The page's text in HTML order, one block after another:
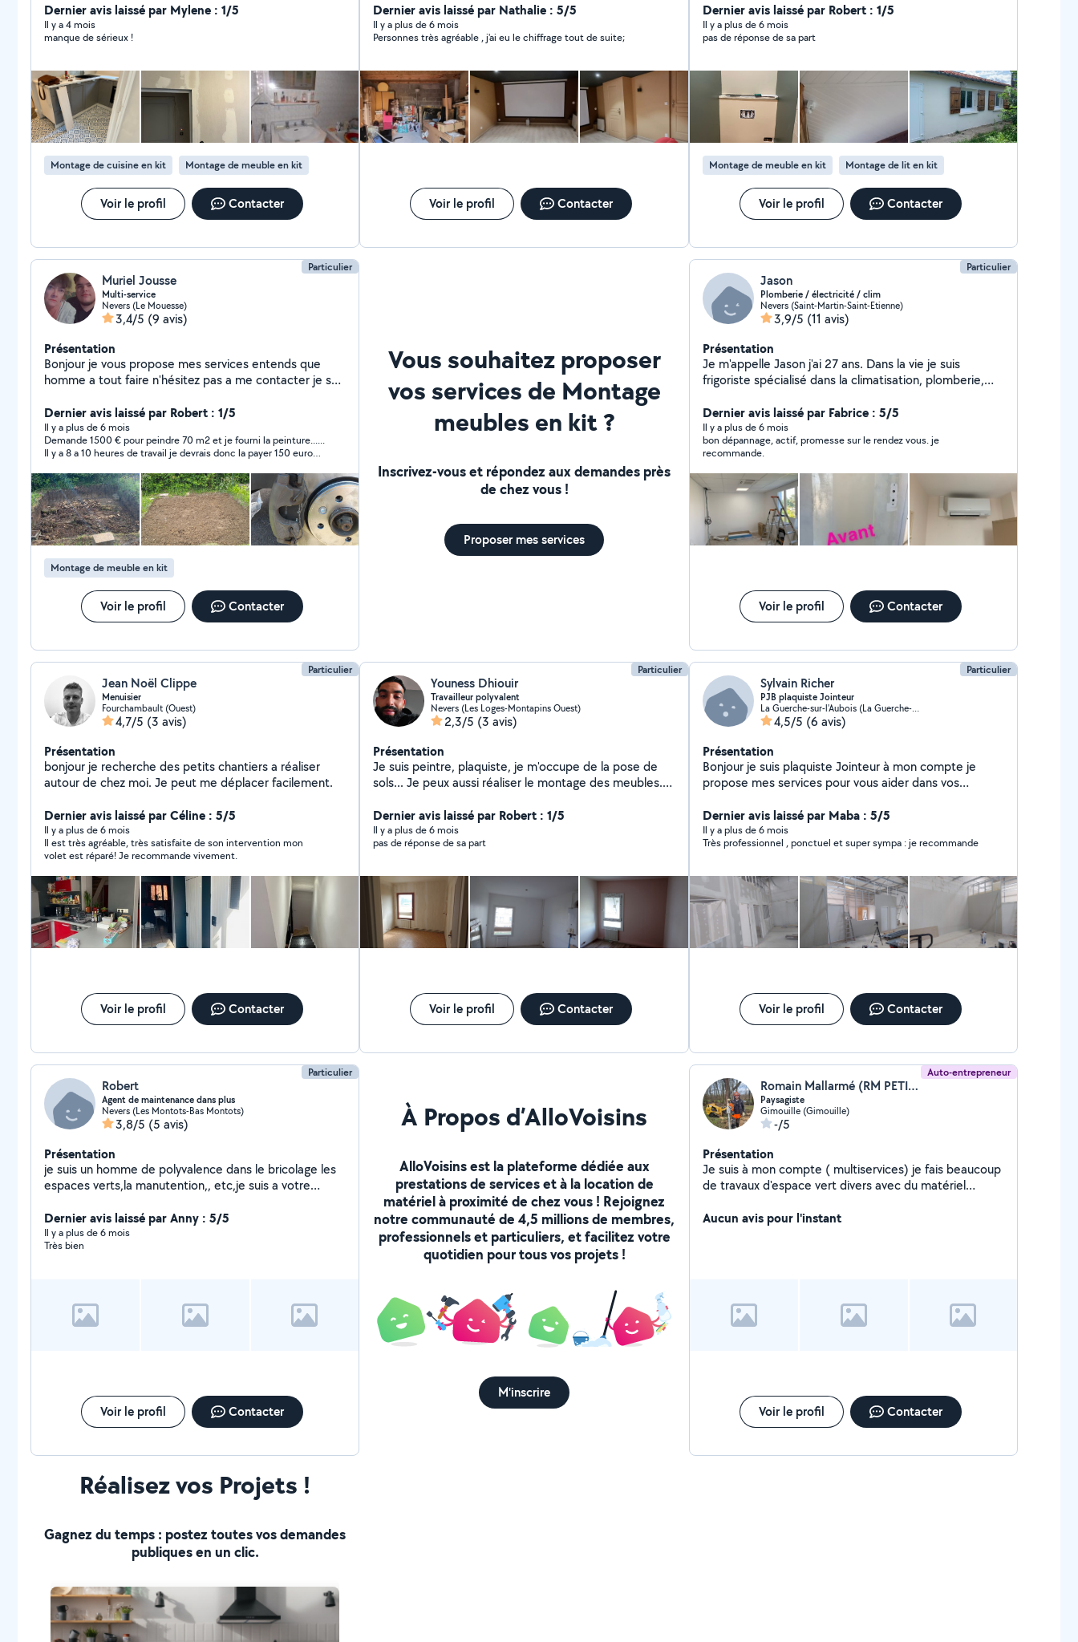
renseignements me contacter
Dernier avis laissé par Mylene : 1/5
Il y a 4 mois
manque de sérieux !
Montage de cuisine en kit Montage de meuble en kit
Voir le profil Contacter
Dernier avis laissé par Nathalie : 5/5
Il y a plus de 6 mois
Personnes très agréable , j'ai eu le chiffrage tout de suite;
Voir le profil Contacter
Dernier avis laissé par Robert : 1/5
Il y a plus de 6 mois
pas de réponse de sa part
Montage de meuble en kit Montage de lit en kit
Voir le profil Contacter
Particulier
Muriel Jousse
Multi-service
Nevers (Le Mouesse)
3,4/5 (9 avis)
Présentation
Bonjour je vous propose mes services entends que
homme a tout faire n'hésitez pas a me contacter je suis
Dernier avis laissé par Robert : 1/5
Il y a plus de 6 mois
Demande 1500 € pour peindre 70 m2 et je fourni la peinture......
Il y a 8 a 10 heures de travail je devrais donc la payer 150 euros
une tentative d'arnaque!
Montage de meuble en kit
Voir le profil Contacter
Vous souhaitez proposer
vos services de Montage
meubles en kit ?
Inscrivez-vous et répondez aux demandes près
de chez vous !
Proposer mes services
Particulier
Jason
Plomberie / électricité / clim
Nevers (Saint-Martin-Saint-Etienne)
3,9/5 (11 avis)
Présentation
Je m'appelle Jason j'ai 27 ans. Dans la vie je suis
frigoriste spécialisé dans la climatisation, plomberie,
que je fais et surtout faire un travail propre et soigné.
Dernier avis laissé par Fabrice : 5/5
Il y a plus de 6 mois
bon dépannage, actif, promesse sur le rendez vous. je
recommande.
Voir le profil Contacter
Particulier
Jean Noël Clippe
Menuisier
Fourchambault (Ouest)
4,7/5 (3 avis)
Présentation
bonjour je recherche des petits chantiers a réaliser
autour de chez moi. Je peut me déplacer facilement.
Dernier avis laissé par Céline : 5/5
Il y a plus de 6 mois
Il est très agréable, très satisfaite de son intervention mon
volet est réparé! Je recommande vivement.
Voir le profil Contacter
Particulier
Youness Dhiouir
Travailleur polyvalent
Nevers (Les Loges-Montapins Ouest)
2,3/5 (3 avis)
Présentation
Je suis peintre, plaquiste, je m'occupe de la pose de
sols... Je peux aussi réaliser le montage des meubles.
rapidement à votre demande.
Dernier avis laissé par Robert : 1/5
Il y a plus de 6 mois
pas de réponse de sa part
Voir le profil Contacter
Particulier
Sylvain Richer
PJB plaquiste Jointeur
La Guerche-sur-l'Aubois (La Guerche-sur-l'Aubois)
4,5/5 (6 avis)
Présentation
Bonjour je suis plaquiste Jointeur à mon compte je
propose mes services pour vous aider dans vos
n'hésitez pas à me contacter travail très propre et
soigner
Dernier avis laissé par Maba : 5/5
Il y a plus de 6 mois
Très professionnel , ponctuel et super sympa : je recommande
Voir le profil Contacter
Particulier
Robert
Agent de maintenance dans plus
Nevers (Les Montots-Bas Montots)
3,8/5 (5 avis)
Présentation
je suis un homme de polyvalence dans le bricolage les
espaces verts,la manutention,, etc,je suis a votre
on peut s'arranger.
Dernier avis laissé par Anny : 5/5
Il y a plus de 6 mois
Très bien
Voir le profil Contacter
À Propos d’AlloVoisins
AlloVoisins est la plateforme dédiée aux
prestations de services et à la location de
matériel à proximité de chez vous ! Rejoignez
notre communauté de 4,5 millions de membres,
professionnels et particuliers, et facilitez votre
quotidien pour tous vos projets !
M'inscrire
Auto-entrepreneur
Romain Mallarmé (RM PETITS TRAVAUX ET SERVICES)
Paysagiste
Gimouille (Gimouille)
-/5
Présentation
Je suis à mon compte ( multiservices) je fais beaucoup
de travaux d'espace vert divers avec du matériel
suis expérimenté dans le bricolage qui est une de mes
Aucun avis pour l'instant
Voir le profil Contacter
Réalisez vos Projets !
Gagnez du temps : postez toutes vos demandes
publiques en un clic.